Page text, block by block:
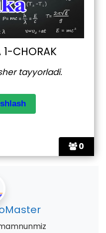
0
CHORAK
tayyorladi.